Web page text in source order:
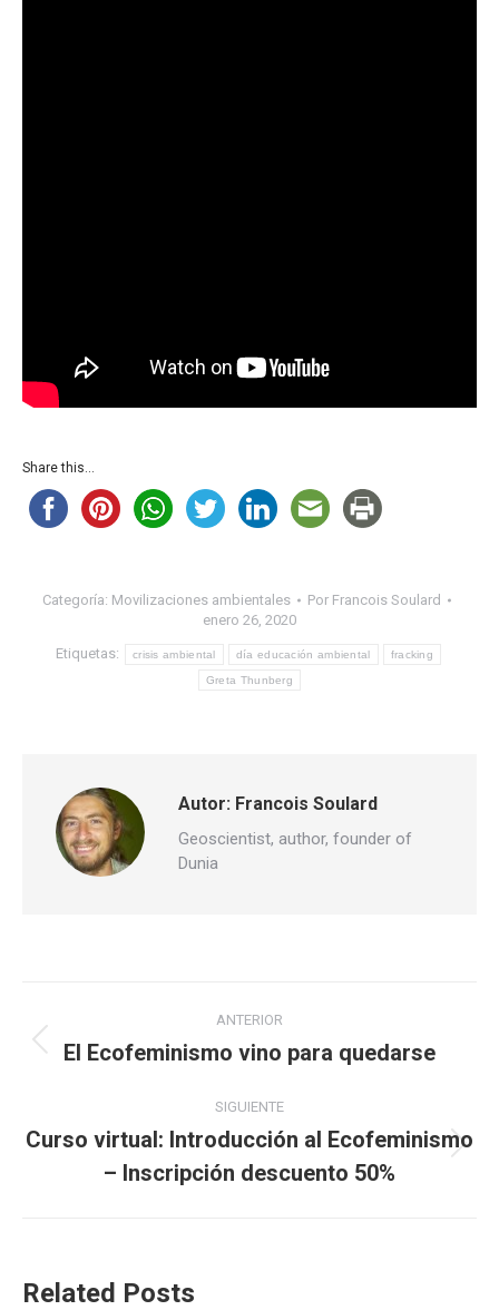
Share this...
Categoría: Movilizaciones ambientales Por Francois Soulard
enero 26, 2020
Etiquetas: crisis ambiental día educación ambiental fracking
Greta Thunberg
Autor: Francois Soulard
Geoscientist, author, founder of
Dunia
Navegación
entre
publicaciones
ANTERIOR
Publicación
El Ecofeminismo vino para quedarse
SIGUIENTE
siguiente:
Curso virtual: Introducción al Ecofeminismo
– Inscripción descuento 50%
Related Posts